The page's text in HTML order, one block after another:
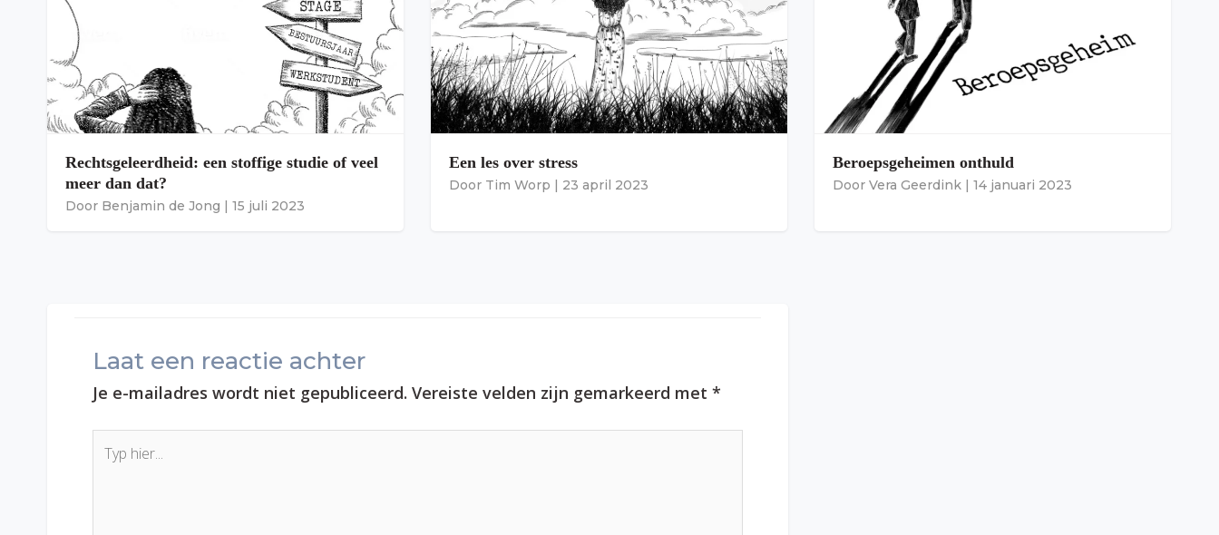
Rechtsgeleerdheid: een stoffige studie of veel
meer dan dat?
Door Benjamin de Jong | 15 juli 2023
Een les over stress
Door Tim Worp | 23 april 2023
Beroepsgeheimen onthuld
Door Vera Geerdink | 14 januari 2023
Laat een reactie achter
Je e-mailadres wordt niet gepubliceerd. Vereiste velden zijn gemarkeerd met *
hier...